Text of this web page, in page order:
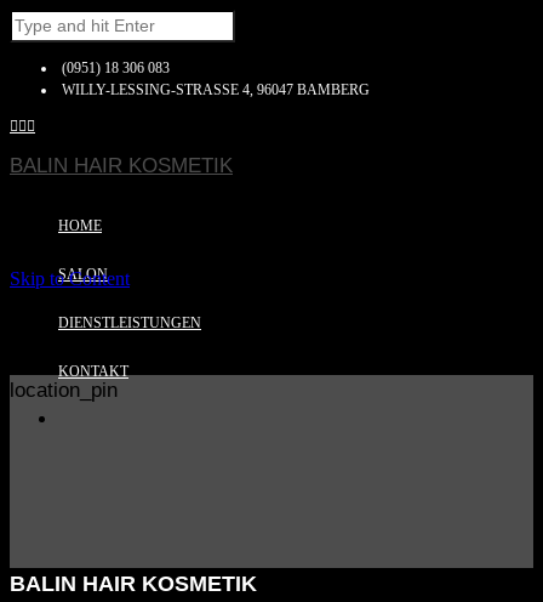
(0951) 18 306 083
WILLY-LESSING-STRASSE 4, 96047 BAMBERG

BALIN HAIR KOSMETIK
HOME
SALON
DIENSTLEISTUNGEN
KONTAKT
Skip to Content
location_pin
BALIN HAIR KOSMETIK